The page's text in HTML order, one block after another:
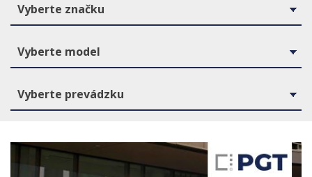
Vyberte značku
Vyberte model
Vyberte prevádzku